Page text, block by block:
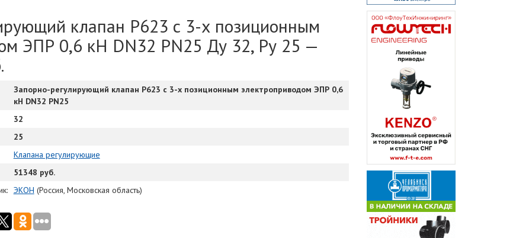
клапан Р623 с 3-х позиционным
ЭПР 0,6 кН DN32 PN25 Ду 32, Ру 25 —
Запорно-регулирующий клапан Р623 с 3-х позиционным электроприводом ЭПР 0,6
кН DN32 PN25
32
25
Клапана регулирующие
51348 руб.
ЭКОН (Россия, Московская область)